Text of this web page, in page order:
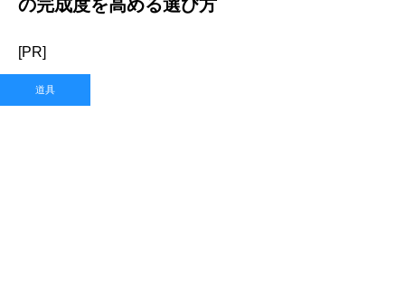
の完成度を高める選び方
[PR]
道具